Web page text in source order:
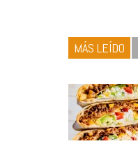
MÁS LEÍDO